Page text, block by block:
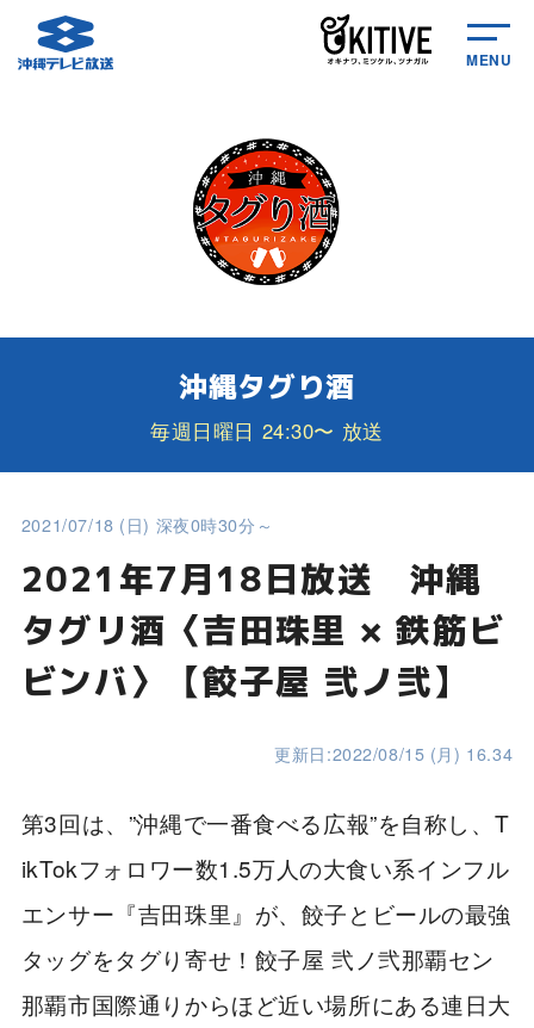
MENU
沖縄タグり酒
毎週日曜日 24:30〜 放送
2021/07/18 (日) 深夜0時30分～
2021年7月18日放送 沖縄
タグリ酒〈吉田珠里 × 鉄筋ビ
ビンバ〉【餃子屋 弐ノ弐】
更新日:2022/08/15 (月) 16.34
第3回は、”沖縄で一番食べる広報”を自称し、T
ikTokフォロワー数1.5万人の大食い系インフル
エンサー『吉田珠里』が、餃子とビールの最強
タッグをタグり寄せ！餃子屋 弐ノ弐那覇セン
那覇市国際通りからほど近い場所にある連日大